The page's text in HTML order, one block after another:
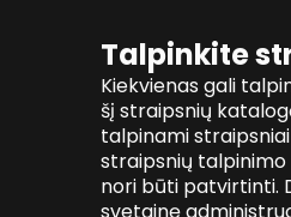
Talpinkite
Kiekvienas gali
šį straipsnių
talpinami
straipsnių talpinimo
nori būti patvirtinti.